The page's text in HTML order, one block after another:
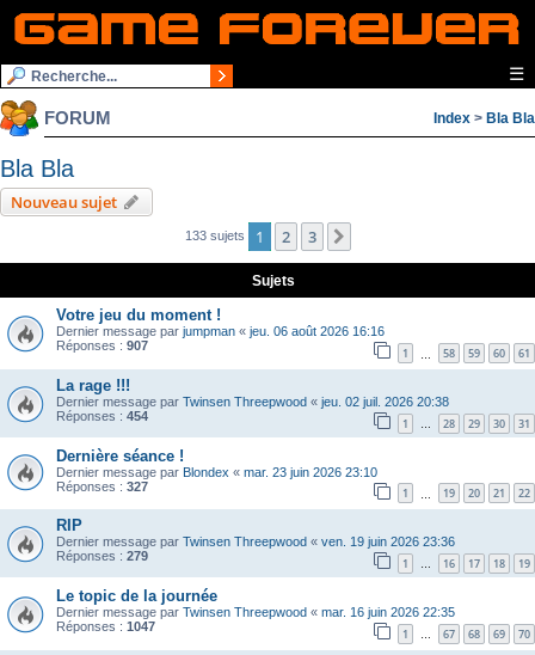
☰
FORUM Index > Bla Bla
Bla Bla
Nouveau sujet
133 sujets 1 2 3
Sujets
Votre jeu du moment !
Dernier message par jumpman « jeu. 06 août 2026 16:16
Réponses : 907 1 58 59 60 61
La rage !!!
Dernier message par Twinsen Threepwood « jeu. 02 juil. 2026 20:38
Réponses : 454 1 … 28 29 30 31
Dernière séance !
Dernier message par Blondex « mar. 23 juin 2026 23:10
Réponses : 327 1 19 20 21 22
RIP
Dernier message par Twinsen Threepwood « ven. 19 juin 2026 23:36
Réponses : 279 1 … 16 17 18 19
Le topic de la journée
Dernier message par Twinsen Threepwood « mar. 16 juin 2026 22:35
Réponses : 1047 1 … 67 68 69 70